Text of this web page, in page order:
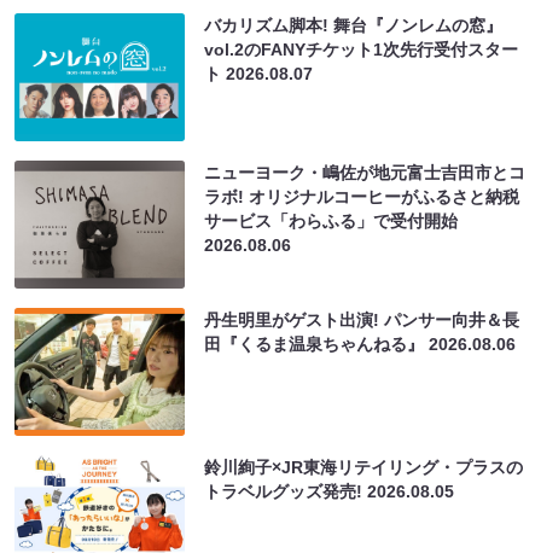
バカリズム脚本! 舞台『ノンレムの窓』
vol.2のFANYチケット1次先行受付スター
ト2026.08.07
ニューヨーク・嶋佐が地元富士吉田市とコ
ラボ! オリジナルコーヒーがふるさと納税
サービス「わらふる」で受付開始
2026.08.06
丹生明里がゲスト出演! パンサー向井＆長
田『くるま温泉ちゃんねる』2026.08.06
鈴川絢子×JR東海リテイリング・プラスの
トラベルグッズ発売!2026.08.05